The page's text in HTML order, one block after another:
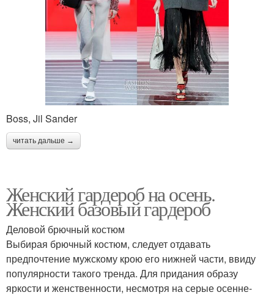
Boss, Jil Sander
читать дальше →
Женский гардероб на осень.
Женский базовый гардероб
Деловой брючный костюм
Выбирая брючный костюм, следует отдавать
предпочтение мужскому крою его нижней части, ввиду
популярности такого тренда. Для придания образу
яркости и женственности, несмотря на серые осенне-